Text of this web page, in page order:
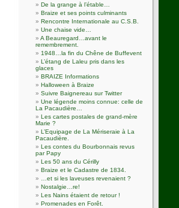
De la grange à l’étable…
Braize et ses points culminants
Rencontre Internationale au C.S.B.
Une chaise vide…
A Beauregard…avant le
remembrement.
1948…la fin du Chêne de Buffevent
L’étang de Laleu pris dans les
glaces
BRAIZE Informations
Halloween à Braize
Suivre Baignereau sur Twitter
Une légende moins connue: celle de
La Pacaudière…
Les cartes postales de grand-mère
Marie ?
L’Equipage de La Mériseraie à La
Pacaudière.
Les contes du Bourbonnais revus
par Papy
Les 50 ans du Cérilly
Braize et le Cadastre de 1834.
…et si les laveuses revenaient ?
Nostalgie…re!
Les Nains étaient de retour !
Promenades en Forêt.